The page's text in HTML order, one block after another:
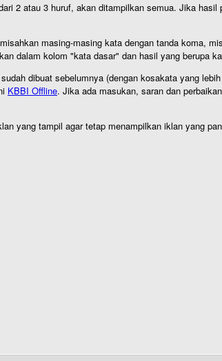
2 atau 3 huruf, akan ditampilkan semua. Jika
masing-masing kata dengan tanda koma,
dalam kolom "kata dasar" dan hasil yang berupa
dibuat sebelumnya (dengan kosakata yang
KBBI Offline. Jika ada masukan, saran dan
yang tampil agar tetap menampilkan iklan yang